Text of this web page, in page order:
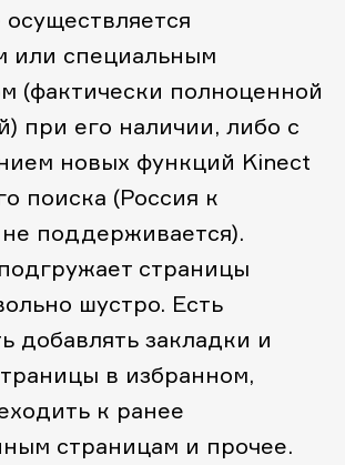
или специальным
(фактически полноценной
при его наличии, либо с
новых функций Kinect
поиска (Россия к
поддерживается).
страницы
шустро. Есть
добавлять закладки и
в избранном,
к ранее
страницам и прочее.